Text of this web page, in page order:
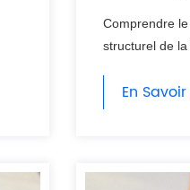
Comprendre
structurel de la
En